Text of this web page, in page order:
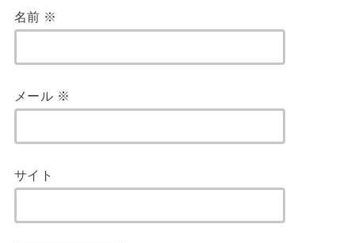
名前 ※
メール ※
サイト